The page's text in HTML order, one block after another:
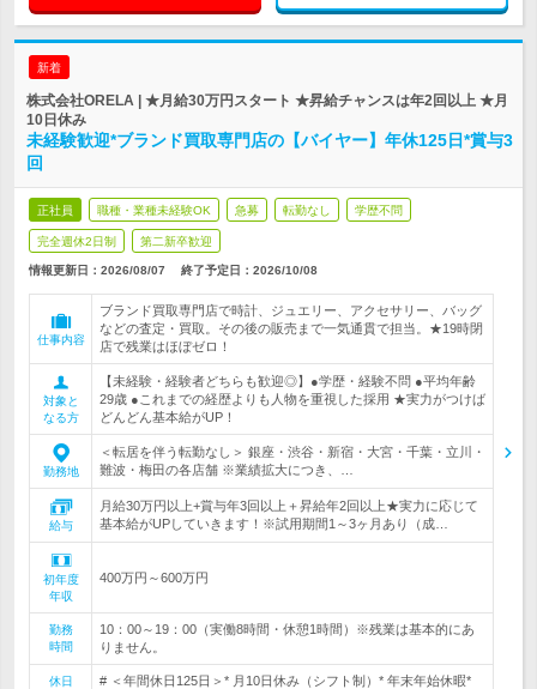
新着
株式会社ORELA | ★月給30万円スタート ★昇給チャンスは年2回以上 ★月
10日休み
未経験歓迎*ブランド買取専門店の【バイヤー】年休125日*賞与3
回
正社員 職種・業種未経験OK 急募 転勤なし 学歴不問
完全週休2日制 第二新卒歓迎
情報更新日：2026/08/07 終了予定日： 2026/10/08
仕事内容
ブランド買取専門店で時計、ジュエリー、アクセサリー、バッグ
などの査定・買取。その後の販売まで一気通貫で担当。★19時閉
店で残業はほぼゼロ！
対象と
なる方
【未経験・経験者どちらも歓迎◎】●学歴・経験不問 ●平均年齢
29歳 ●これまでの経歴よりも人物を重視した採用 ★実力がつけば
どんどん基本給がUP！
勤務地
＜転居を伴う転勤なし＞ 銀座・渋谷・新宿・大宮・千葉・立川・
難波・梅田の各店舗 ※業績拡大につき、…
給与
月給30万円以上+賞与年3回以上＋昇給年2回以上★実力に応じて
基本給がUPしていきます！※試用期間1～3ヶ月あり（成…
初年度
年収
400万円～600万円
勤務
時間
10：00～19：00（実働8時間・休憩1時間）※残業は基本的にあ
りません。
休日
# ＜年間休日125日＞* 月10日休み（シフト制）* 年末年始休暇*